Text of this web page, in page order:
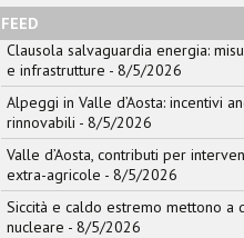
FEED
Clausola salvaguardia energia:
e infrastrutture - 8/5/2026
Alpeggi in Valle d’Aosta: incentivi
rinnovabili - 8/5/2026
Valle d’Aosta, contributi per
extra-agricole - 8/5/2026
Siccità e caldo estremo mettono a
nucleare - 8/5/2026